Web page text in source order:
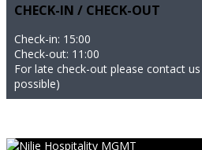
CHECK-IN / CHECK-OUT
Check-in: 15:00
Check-out: 11:00
For late check-out please contact
possible)